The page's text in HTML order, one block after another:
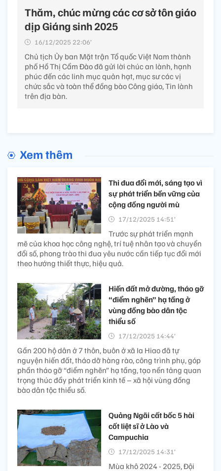
Thăm, chúc mừng các cơ sở tôn giáo
dịp Giáng sinh 2025
16/12/2025 22:06’
Chủ tịch Ủy ban Mặt trận Tổ quốc Việt Nam thành
phố Hồ Thị Cẩm Đào đã gửi lời chúc an lành, hạnh
phúc đến các linh mục quản hạt, mục sư các vị
chức sắc và toàn thể đồng bào Công giáo, Tin lành
trên địa bàn.
Xem thêm
Thi đua đổi mới, sáng tạo vì
sự phát triển bền vững của
cộng đồng người mù
17/12/2025 14:51’
Trước sự phát triển mạnh
mẽ của khoa học công nghệ, trí tuệ nhân tạo và chuyển
đổi số, phong trào thi đua yêu nước cần tiếp tục đổi mới
theo hướng thiết thực, hiệu quả.
Hiến đất mở đường, tháo gỡ
“điểm nghẽn” hạ tầng ở
vùng đồng bào dân tộc
thiểu số
17/12/2025 14:44’
Gần 200 hộ dân ở 7 thôn, buôn ở xã Ia Hiao đã tự
nguyện hiến đất, tháo dỡ hàng rào, công trình phụ, góp
phần tháo gỡ “điểm nghẽn” hạ tầng, tạo nền tảng quan
trọng thúc đẩy phát triển kinh tế – xã hội vùng đồng
bào dân tộc thiểu số.
Quảng Ngãi cất bốc 5 hài
cốt liệt sĩ ở Lào và
Campuchia
17/12/2025 14:31’
Mùa khô 2024 - 2025, Đội